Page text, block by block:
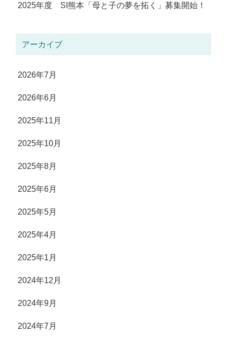
2025年度 SI熊本「母と子の夢を拓く」募集開始！
アーカイブ
2026年7月
2026年6月
2025年11月
2025年10月
2025年8月
2025年6月
2025年5月
2025年4月
2025年1月
2024年12月
2024年9月
2024年7月